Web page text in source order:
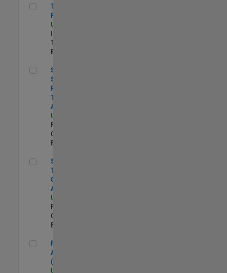
Technical Product Owner
Technical
Product Owner
US-MA-Natick
Information
Technology |
Experimentado
Senior Sourcing & Procurement Technology Analyst
Senior
Sourcing &
Procurement
Technology
Analyst
US-MA-Natick
Finance and
Operations |
Experimentado
Senior Global Trade Compliance Analyst
Senior Global
Trade
Compliance
Analyst
US-MA-Natick
Finance and
Operations |
Experimentado
Financial Analyst (FP&A)
Financial
Analyst
(FP&A)
US-MA-Natick